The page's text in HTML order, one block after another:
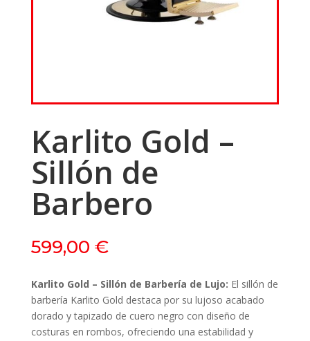
Karlito Gold –
Sillón de
Barbero
599,00 €
Karlito Gold – Sillón de Barbería de Lujo: El sillón de
barbería Karlito Gold destaca por su lujoso acabado
dorado y tapizado de cuero negro con diseño de
costuras en rombos, ofreciendo una estabilidad y